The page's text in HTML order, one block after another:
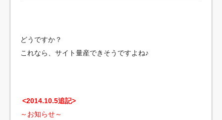
どうですか？
これなら、サイト量産できそうですよね♪
<2014.10.5追記>
～お知らせ～